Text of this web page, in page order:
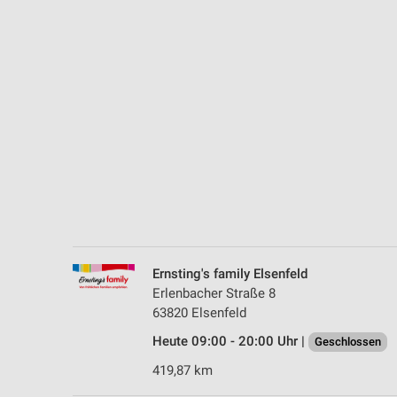
Ernsting's family Elsenfeld
Erlenbacher Straße 8
63820 Elsenfeld
Heute 09:00 - 20:00 Uhr |
Geschlossen
419,87 km
Notwendig